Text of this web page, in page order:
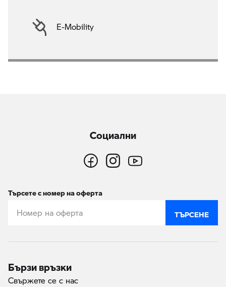
E-Mobility
Социални
Търсете с номер на оферта
ТЪРСЕНЕ
Бързи връзки
Свържете се с нас